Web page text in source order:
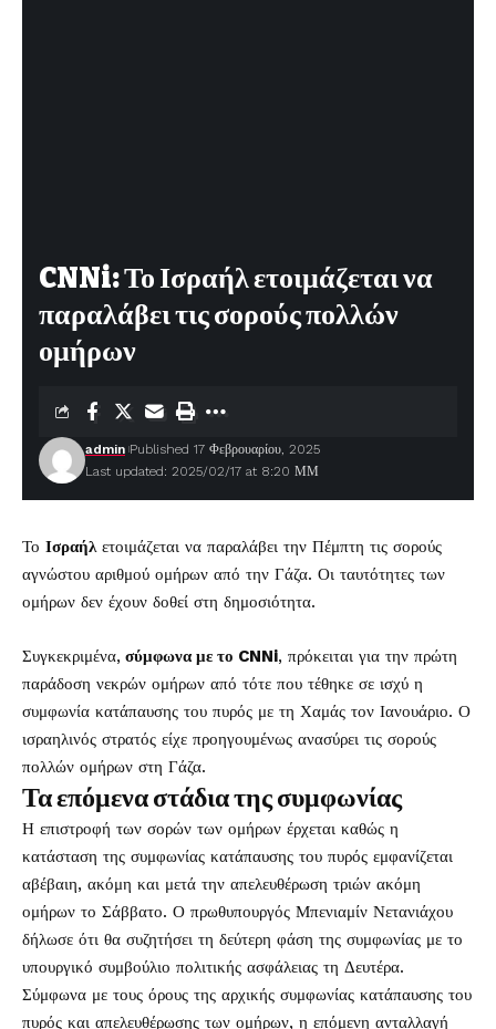
CNNi: Το Ισραήλ ετοιμάζεται να
παραλάβει τις σορούς πολλών
ομήρων
Last updated: 2025/02/17 at 8:20 ΜΜ
admin Published 17 Φεβρουαρίου, 2025
Το Ισραήλ ετοιμάζεται να παραλάβει την Πέμπτη τις σορούς
αγνώστου αριθμού ομήρων από την Γάζα. Οι ταυτότητες των
ομήρων δεν έχουν δοθεί στη δημοσιότητα.
Συγκεκριμένα, σύμφωνα με το CNNi, πρόκειται για την πρώτη
παράδοση νεκρών ομήρων από τότε που τέθηκε σε ισχύ η
συμφωνία κατάπαυσης του πυρός με τη Χαμάς τον Ιανουάριο. Ο
ισραηλινός στρατός είχε προηγουμένως ανασύρει τις σορούς
πολλών ομήρων στη Γάζα.
Τα επόμενα στάδια της συμφωνίας
Η επιστροφή των σορών των ομήρων έρχεται καθώς η
κατάσταση της συμφωνίας κατάπαυσης του πυρός εμφανίζεται
αβέβαιη, ακόμη και μετά την απελευθέρωση τριών ακόμη
ομήρων το Σάββατο. Ο πρωθυπουργός Μπενιαμίν Νετανιάχου
δήλωσε ότι θα συζητήσει τη δεύτερη φάση της συμφωνίας με το
υπουργικό συμβούλιο πολιτικής ασφάλειας τη Δευτέρα.
Σύμφωνα με τους όρους της αρχικής συμφωνίας κατάπαυσης του
πυρός και απελευθέρωσης των ομήρων, η επόμενη ανταλλαγή